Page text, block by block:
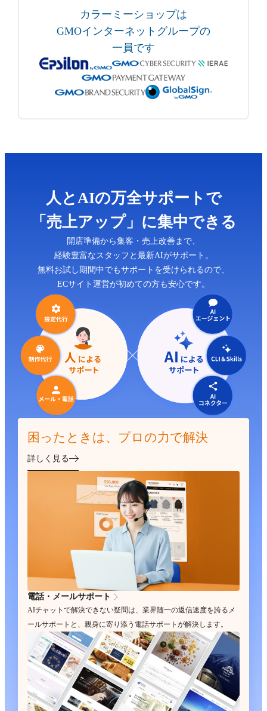
カラーミーショップは
GMOインターネットグループの
一員です
人とAIの万全サポートで
「売上アップ」に集中できる
開店準備から集客・売上改善まで、
経験豊富なスタッフと最新AIがサポート。
無料お試し期間中でもサポートを受けられるので、
ECサイト運営が初めての方も安心です。
困ったときは、プロの力で解決
詳しく見る
電話・メールサポート
AIチャットで解決できない疑問は、業界随一の返信速度を誇るメ
ールサポートと、親身に寄り添う電話サポートが解決します。